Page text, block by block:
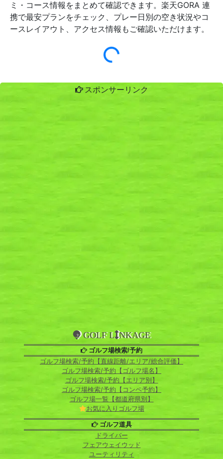
ミ・コース情報をまとめて確認できます。楽天GORA 連
携で最安プランをチェック、プレー日別の空き状況やコ
ースレイアウト、アクセス情報もご確認いただけます。
スポンサーリンク
GOLF L NKAGE
ゴルフ場検索/予約
ゴルフ場検索/予約【直線距離/エリア/総合評価】
ゴルフ場検索/予約【ゴルフ場名】
ゴルフ場検索/予約【エリア別】
ゴルフ場検索/予約【コンペ予約】
ゴルフ場一覧【都道府県別】
お気に入りゴルフ場
ゴルフ道具
ドライバー
フェアウェイウッド
ユーティリティ